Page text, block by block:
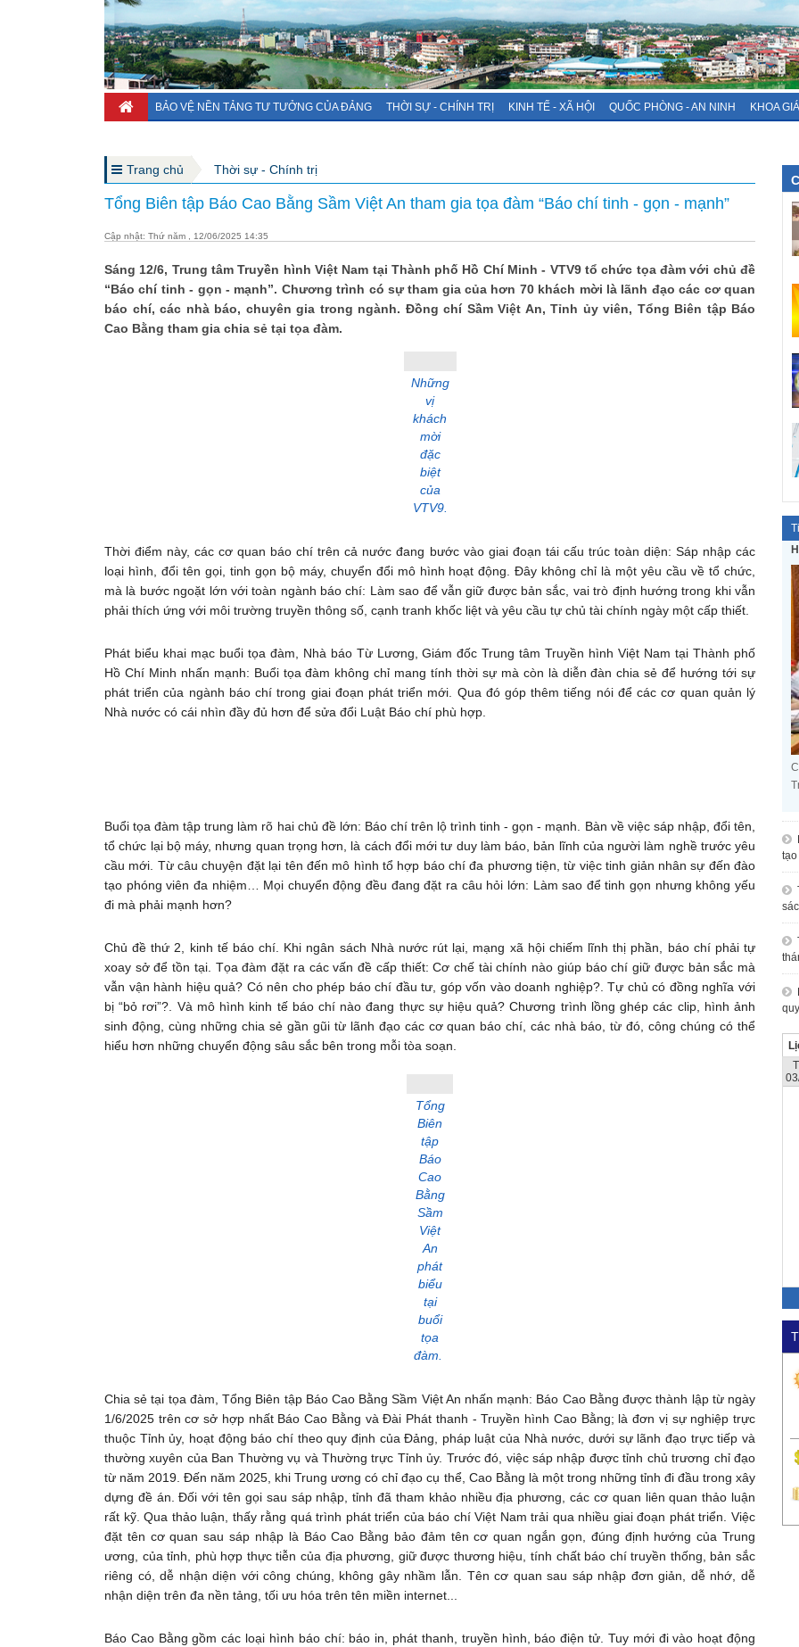
BẢO VỆ NỀN TẢNG TƯ TƯỞNG CỦA ĐẢNG THỜI SỰ - CHÍNH TRỊ KINH TẾ - XÃ HỘI QUỐC PHÒNG - AN NINH KHOA
Trang chủ Thời sự - Chính trị
Tổng Biên tập Báo Cao Bằng Sầm Việt An tham gia tọa đàm “Báo chí tinh - gọn - mạnh”
Cập nhật: Thứ năm , 12/06/2025 14:35
Sáng 12/6, Trung tâm Truyền hình Việt Nam tại Thành phố Hồ Chí Minh - VTV9 tổ chức tọa đàm với chủ đề
“Báo chí tinh - gọn - mạnh”. Chương trình có sự tham gia của hơn 70 khách mời là lãnh đạo các cơ quan
báo chí, các nhà báo, chuyên gia trong ngành. Đồng chí Sầm Việt An, Tỉnh ủy viên, Tổng Biên tập Báo
Cao Bằng tham gia chia sẻ tại tọa đàm.
Những
vị
khách
mời
đặc
biệt
của
VTV9.
Thời điểm này, các cơ quan báo chí trên cả nước đang bước vào giai đoạn tái cấu trúc toàn diện: Sáp nhập các
loại hình, đổi tên gọi, tinh gọn bộ máy, chuyển đổi mô hình hoạt động. Đây không chỉ là một yêu cầu về tổ chức,
mà là bước ngoặt lớn với toàn ngành báo chí: Làm sao để vẫn giữ được bản sắc, vai trò định hướng trong khi vẫn
phải thích ứng với môi trường truyền thông số, cạnh tranh khốc liệt và yêu cầu tự chủ tài chính ngày một cấp thiết.
Phát biểu khai mạc buổi tọa đàm, Nhà báo Từ Lương, Giám đốc Trung tâm Truyền hình Việt Nam tại Thành phố
Hồ Chí Minh nhấn mạnh: Buổi tọa đàm không chỉ mang tính thời sự mà còn là diễn đàn chia sẻ để hướng tới sự
phát triển của ngành báo chí trong giai đoạn phát triển mới. Qua đó góp thêm tiếng nói để các cơ quan quản lý
Nhà nước có cái nhìn đầy đủ hơn để sửa đổi Luật Báo chí phù hợp.
Buổi tọa đàm tập trung làm rõ hai chủ đề lớn: Báo chí trên lộ trình tinh - gọn - mạnh. Bàn về việc sáp nhập, đổi tên,
tổ chức lại bộ máy, nhưng quan trọng hơn, là cách đổi mới tư duy làm báo, bản lĩnh của người làm nghề trước yêu
cầu mới. Từ câu chuyện đặt lại tên đến mô hình tổ hợp báo chí đa phương tiện, từ việc tinh giản nhân sự đến đào
tạo phóng viên đa nhiệm… Mọi chuyển động đều đang đặt ra câu hỏi lớn: Làm sao để tinh gọn nhưng không yếu
đi mà phải mạnh hơn?
Chủ đề thứ 2, kinh tế báo chí. Khi ngân sách Nhà nước rút lại, mạng xã hội chiếm lĩnh thị phần, báo chí phải tự
xoay sở để tồn tại. Tọa đàm đặt ra các vấn đề cấp thiết: Cơ chế tài chính nào giúp báo chí giữ được bản sắc mà
vẫn vận hành hiệu quả? Có nên cho phép báo chí đầu tư, góp vốn vào doanh nghiệp?. Tự chủ có đồng nghĩa với
bị “bỏ rơi”?. Và mô hình kinh tế báo chí nào đang thực sự hiệu quả? Chương trình lồng ghép các clip, hình ảnh
sinh động, cùng những chia sẻ gần gũi từ lãnh đạo các cơ quan báo chí, các nhà báo, từ đó, công chúng có thể
hiểu hơn những chuyển động sâu sắc bên trong mỗi tòa soạn.
Tổng
Biên
tập
Báo
Cao
Bằng
Sầm
Việt
An
phát
biểu
tại
buổi
tọa
đàm.
Chia sẻ tại tọa đàm, Tổng Biên tập Báo Cao Bằng Sầm Việt An nhấn mạnh: Báo Cao Bằng được thành lập từ ngày
1/6/2025 trên cơ sở hợp nhất Báo Cao Bằng và Đài Phát thanh - Truyền hình Cao Bằng; là đơn vị sự nghiệp trực
thuộc Tỉnh ủy, hoạt động báo chí theo quy định của Đảng, pháp luật của Nhà nước, dưới sự lãnh đạo trực tiếp và
thường xuyên của Ban Thường vụ và Thường trực Tỉnh ủy. Trước đó, việc sáp nhập được tỉnh chủ trương chỉ đạo
từ năm 2019. Đến năm 2025, khi Trung ương có chỉ đạo cụ thể, Cao Bằng là một trong những tỉnh đi đầu trong xây
dựng đề án. Đối với tên gọi sau sáp nhập, tỉnh đã tham khảo nhiều địa phương, các cơ quan liên quan thảo luận
rất kỹ. Qua thảo luận, thấy rằng quá trình phát triển của báo chí Việt Nam trải qua nhiều giai đoạn phát triển. Việc
đặt tên cơ quan sau sáp nhập là Báo Cao Bằng bảo đảm tên cơ quan ngắn gọn, đúng định hướng của Trung
ương, của tỉnh, phù hợp thực tiễn của địa phương, giữ được thương hiệu, tính chất báo chí truyền thống, bản sắc
riêng có, dễ nhận diện với công chúng, không gây nhầm lẫn. Tên cơ quan sau sáp nhập đơn giản, dễ nhớ, dễ
nhận diện trên đa nền tảng, tối ưu hóa trên tên miền internet...
Báo Cao Bằng gồm các loại hình báo chí: báo in, phát thanh, truyền hình, báo điện tử. Tuy mới đi vào hoạt động